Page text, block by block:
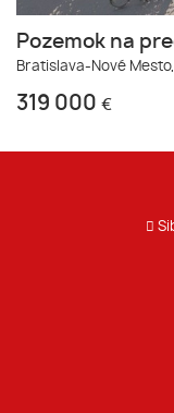
Pozemok na
Bratislava-Nové Mesto,
319 000 €